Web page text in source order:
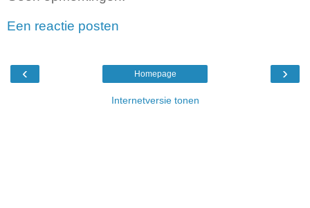
Een reactie posten
‹ ›
Homepage
Internetversie tonen